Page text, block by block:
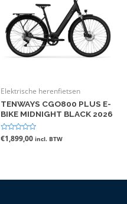
Elektrische herenfietsen
TENWAYS CGO800 PLUS E-
BIKE MIDNIGHT BLACK 2026
Gewaardeerd
0
€1,899,00 incl. BTW